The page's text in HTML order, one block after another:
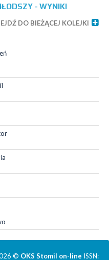
- WYNIKI
DO BIEŻĄCEJ KOLEJKI
© OKS Stomil on-line ISSN: